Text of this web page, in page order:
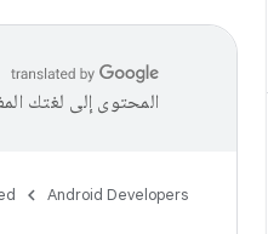
المحتوى إلى لغتك
Android Developers